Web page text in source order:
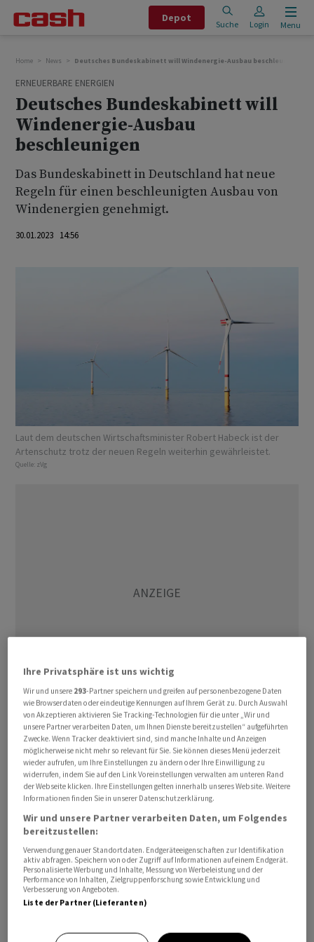
Depot
Suche Login Menu
Home News Deutsches Bundeskabinett will Windenergie-Ausbau beschleunigen
ERNEUERBARE ENERGIEN
Deutsches Bundeskabinett will
Windenergie-Ausbau
beschleunigen
Das Bundeskabinett in Deutschland hat neue
Regeln für einen beschleunigten Ausbau von
Windenergien genehmigt.
30.01.2023 14:56
Laut dem deutschen Wirtschaftsminister Robert Habeck ist der
Artenschutz trotz der neuen Regeln weiterhin gewährleistet.
Quelle: zVg
In Deutschland hat sich das Bundeskabinett für neue
Regelungen ausgesprochen, die den Ausbau der
Windenergie beschleunigen soll. Im schriftlichen
Umlaufverfahren stimmten die Minister der Ampel-
Koalition dem Wirtschaftsministerium zufolge am
zu.
Sie sieht vor, dass Umweltverträglichkeits-Prüfungen
auf bestimmten Flächen für Windräder und
Stromleitungen entfallen können. Dies soll für alle
Die Regelungen sollen an das Raumänderungs-
Ihre Privatsphäre ist uns wichtig
Wir und unsere 293-Partner speichern und greifen auf personenbezogene Daten
wie Browserdaten oder eindeutige Kennungen auf Ihrem Gerät zu. Durch Auswahl
von Akzeptieren aktivieren Sie Tracking-Technologien für die unter „Wir und
unsere Partner verarbeiten Daten, um Ihnen Dienste bereitzustellen“ aufgeführten
Zwecke. Wenn Tracker deaktiviert sind, sind manche Inhalte und Anzeigen
möglicherweise nicht mehr so relevant für Sie. Sie können dieses Menü jederzeit
wieder aufrufen, um Ihre Einstellungen zu ändern oder Ihre Einwilligung zu
widerrufen, indem Sie auf den Link Voreinstellungen verwalten am unteren Rand
der Webseite klicken. Ihre Einstellungen gelten innerhalb unseres Website. Weitere
Informationen finden Sie in unserer Datenschutzerklärung.
Wir und unsere Partner verarbeiten Daten, um Folgendes
bereitzustellen:
Verwendung genauer Standortdaten. Endgeräteeigenschaften zur Identifikation
aktiv abfragen. Speichern von oder Zugriff auf Informationen auf einem Endgerät.
Personalisierte Werbung und Inhalte, Messung von Werbeleistung und der
Performance von Inhalten, Zielgruppenforschung sowie Entwicklung und
Verbesserung von Angeboten.
Liste der Partner (Lieferanten)